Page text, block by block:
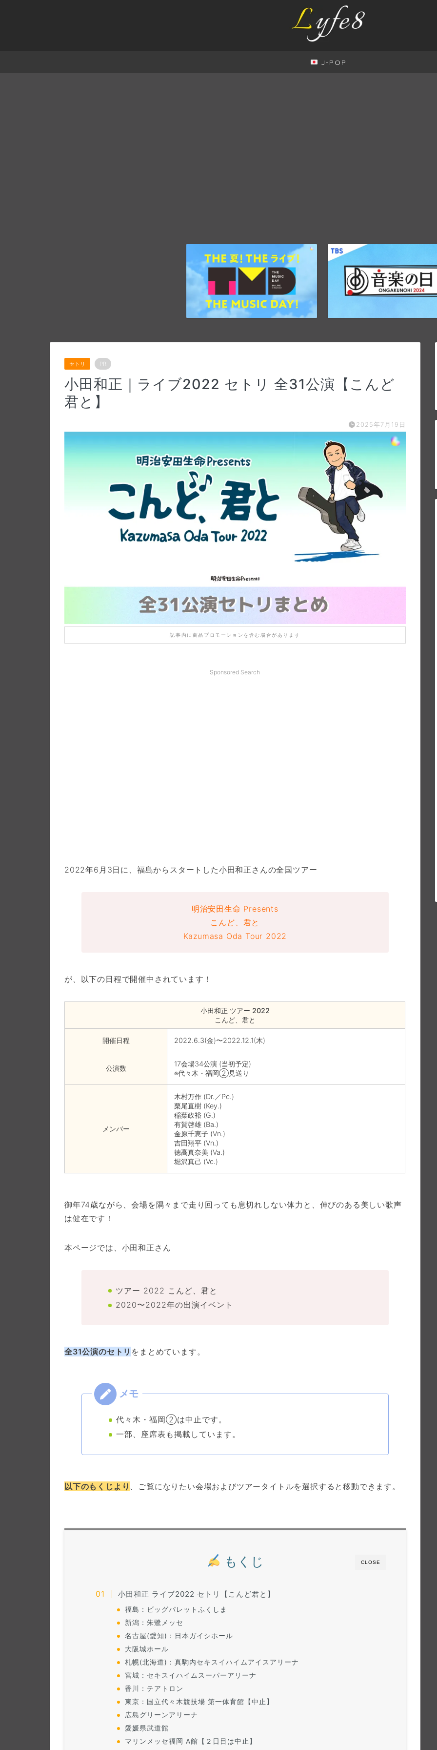
J-POP
セトリ PR
小田和正｜ライブ2022 セトリ 全31公演【こんど
君と】
2025年7月19日
記事内に商品プロモーションを含む場合があります
Sponsored Search
2022年6月3日に、福島からスタートした小田和正さんの全国ツアー
明治安田生命 Presents
こんど、君と
Kazumasa Oda Tour 2022
が、以下の日程で開催中されています！
小田和正 ツアー 2022
こんど、君と
開催日程 2022.6.3(金)〜2022.12.1(木)
公演数
17会場34公演 (当初予定)
※代々木・福岡②見送り
メンバー
木村万作 (Dr.／Pc.)
栗尾直樹 (Key.)
稲葉政裕 (G.)
有賀啓雄 (Ba.)
金原千恵子 (Vn.)
吉田翔平 (Vn.)
徳高真奈美 (Va.)
堀沢真己 (Vc.)
御年74歳ながら、会場を隅々まで走り回っても息切れしない体力と、伸びのある美しい歌声
は健在です！
本ページでは、小田和正さん
ツアー 2022 こんど、君と
2020〜2022年の出演イベント
全31公演のセトリ をまとめています。
代々木・福岡②は中止です。
一部、座席表も掲載しています。
以下のもくじより 、ご覧になりたい会場およびツアータイトルを選択すると移動できます。
CLOSE
もくじ
小田和正 ライブ2022 セトリ【こんど君と】
福島：ビッグパレットふくしま
新潟：朱鷺メッセ
名古屋(愛知)：日本ガイシホール
大阪城ホール
札幌(北海道)：真駒内セキスイハイムアイスアリーナ
宮城：セキスイハイムスーパーアリーナ
香川：テアトロン
東京：国立代々木競技場 第一体育館【中止】
広島グリーンアリーナ
愛媛県武道館
マリンメッセ福岡 A館【２日目は中止】